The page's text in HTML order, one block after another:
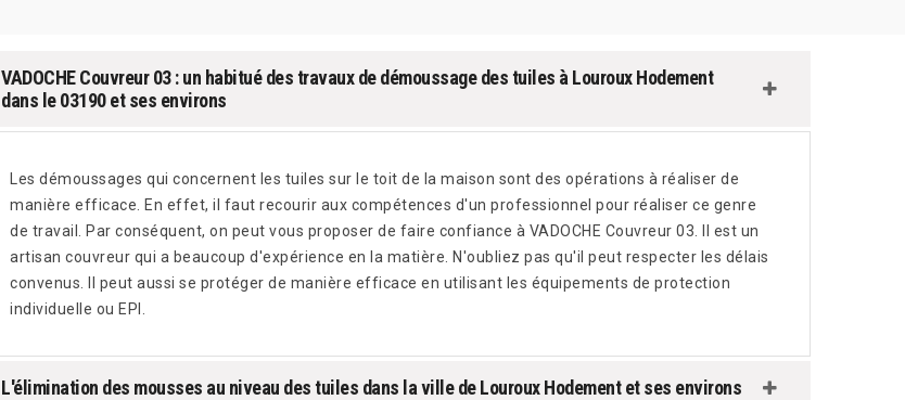
VADOCHE Couvreur 03 : un habitué des travaux de démoussage des tuiles à Louroux Hodement
dans le 03190 et ses environs
Les démoussages qui concernent les tuiles sur le toit de la maison sont des opérations à réaliser de
manière efficace. En effet, il faut recourir aux compétences d'un professionnel pour réaliser ce genre
de travail. Par conséquent, on peut vous proposer de faire confiance à VADOCHE Couvreur 03. Il est un
artisan couvreur qui a beaucoup d'expérience en la matière. N'oubliez pas qu'il peut respecter les délais
convenus. Il peut aussi se protéger de manière efficace en utilisant les équipements de protection
individuelle ou EPI.
L'élimination des mousses au niveau des tuiles dans la ville de Louroux Hodement et ses environs